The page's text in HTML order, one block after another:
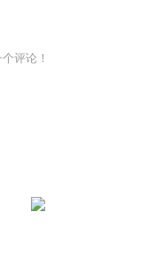
评论！